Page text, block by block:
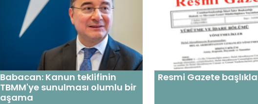
Babacan: Kanun teklifinin
TBMM'ye sunulması olumlu bir
aşama
Resmi Gazete